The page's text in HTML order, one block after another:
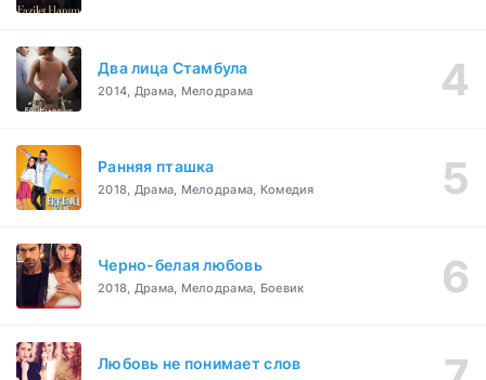
Два лица Стамбула
2014, Драма, Мелодрама
Ранняя пташка
2018, Драма, Мелодрама, Комедия
Черно-белая любовь
2018, Драма, Мелодрама, Боевик
Любовь не понимает слов